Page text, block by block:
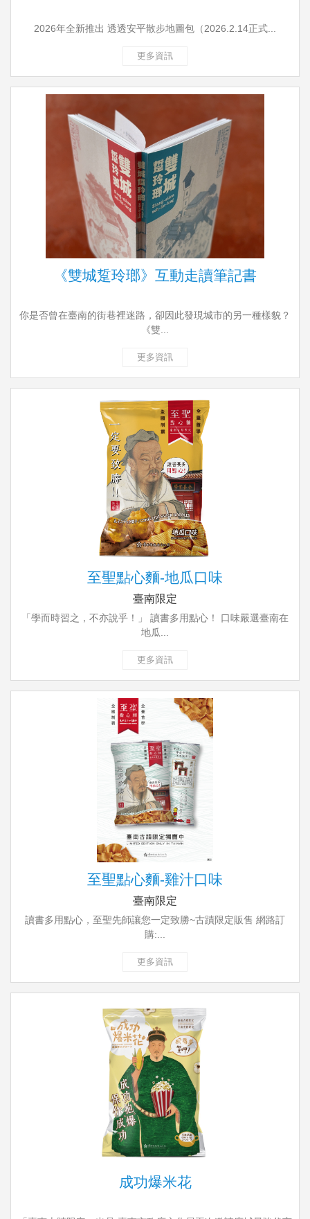
2026年全新推出 透透安平散步地圖包（2026.2.14正式...
更多資訊
《雙城踅玲瑯》互動走讀筆記書
你是否曾在臺南的街巷裡迷路，卻因此發現城市的另一種樣貌？
《雙...
更多資訊
至聖點心麵-地瓜口味
臺南限定
「學而時習之，不亦說乎！」 讀書多用點心！ 口味嚴選臺南在
地瓜...
更多資訊
至聖點心麵-雞汁口味
臺南限定
讀書多用點心，至聖先師讓您一定致勝~古蹟限定販售 網路訂
購:...
更多資訊
成功爆米花